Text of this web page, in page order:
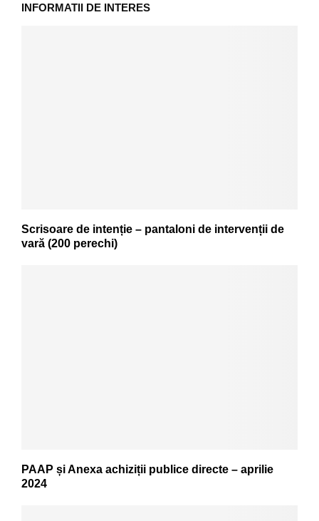
INFORMATII DE INTERES
Scrisoare de intenție – pantaloni de intervenții de
vară (200 perechi)
PAAP și Anexa achiziții publice directe – aprilie
2024